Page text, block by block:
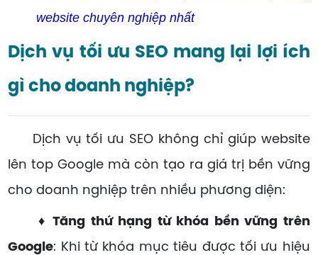
website chuyên nghiệp nhất
Dịch vụ tối ưu SEO mang lại lợi ích
gì cho doanh nghiệp?
Dịch vụ tối ưu SEO không chỉ giúp website
lên top Google mà còn tạo ra giá trị bền vững
cho doanh nghiệp trên nhiều phương diện:
♦ Tăng thứ hạng từ khóa bền vững trên
Google: Khi từ khóa mục tiêu được tối ưu hiệu